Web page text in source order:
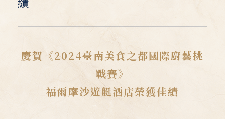
慶賀《2024臺南美食之都國際廚藝挑
戰賽》
福爾摩沙遊艇酒店榮獲佳績